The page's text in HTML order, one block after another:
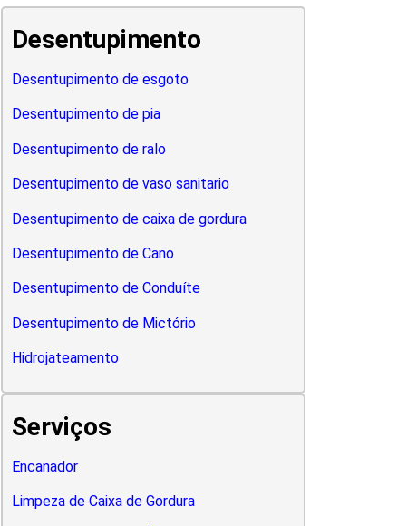
Desentupimento
Desentupimento de esgoto
Desentupimento de pia
Desentupimento de ralo
Desentupimento de vaso sanitario
Desentupimento de caixa de gordura
Desentupimento de Cano
Desentupimento de Conduíte
Desentupimento de Mictório
Hidrojateamento
Serviços
Encanador
Limpeza de Caixa de Gordura